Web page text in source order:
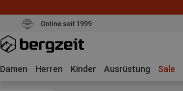
Online seit 1999
Damen Herren Kinder Ausrüstung Sale